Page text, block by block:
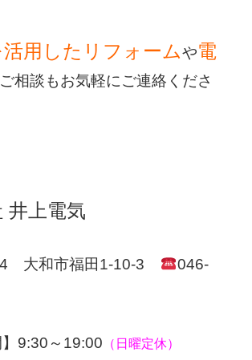
用したリフォームや電
相談もお気軽にご連絡くださ
井上電気
大和市福田1-10-3
046-
】9:30～19:00 （日曜定休）